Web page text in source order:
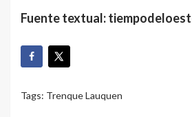
Fuente textual:
Tags: Trenque Lauquen